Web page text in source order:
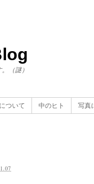
（謎）
ついて 中のヒト 写真